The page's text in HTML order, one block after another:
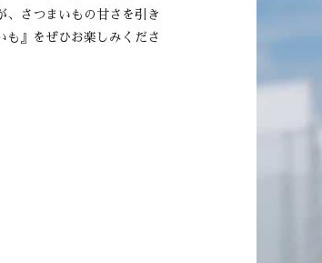
、さつまいもの甘さを引き
も』をぜひお楽しみくださ